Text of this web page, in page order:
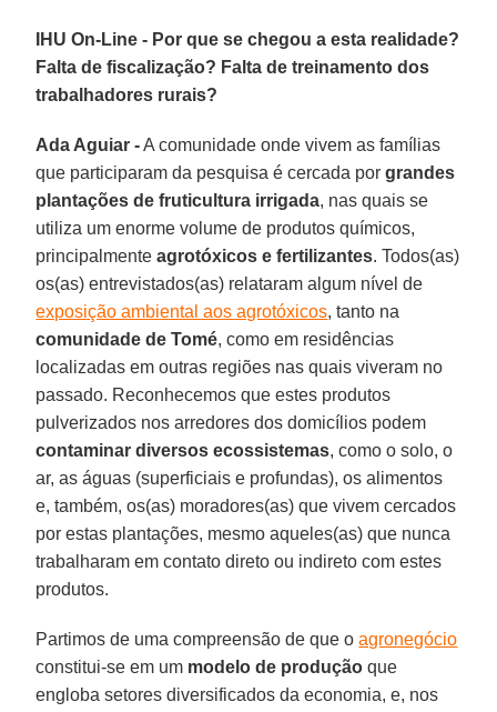
IHU On-Line - Por que se chegou a esta realidade?
Falta de fiscalização? Falta de treinamento dos
trabalhadores rurais?
Ada Aguiar -A comunidade onde vivem as famílias
que participaram da pesquisa é cercada por grandes
plantações de fruticultura irrigada, nas quais se
utiliza um enorme volume de produtos químicos,
principalmenteagrotóxicos e fertilizantes. Todos(as)
os(as) entrevistados(as) relataram algum nível de
exposição ambiental aos agrotóxicos, tanto na
comunidade de Tomé, como em residências
localizadas em outras regiões nas quais viveram no
passado. Reconhecemos que estes produtos
pulverizados nos arredores dos domicílios podem
contaminar diversos ecossistemas, como o solo, o
ar, as águas (superficiais e profundas), os alimentos
e, também, os(as) moradores(as) que vivem cercados
por estas plantações, mesmo aqueles(as) que nunca
trabalharam em contato direto ou indireto com estes
produtos.
Partimos de uma compreensão de que oagronegócio
constitui-se em um modelo de produção que
engloba setores diversificados da economia, e, nos